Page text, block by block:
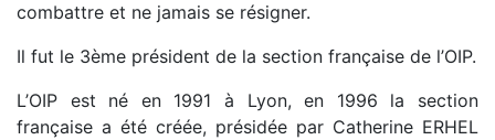
combattre et ne jamais se résigner.
Il fut le 3ème président de la section française de l’OIP.
L’OIP est né en 1991 à Lyon, en 1996 la section
française a été créée, présidée par Catherine ERHEL